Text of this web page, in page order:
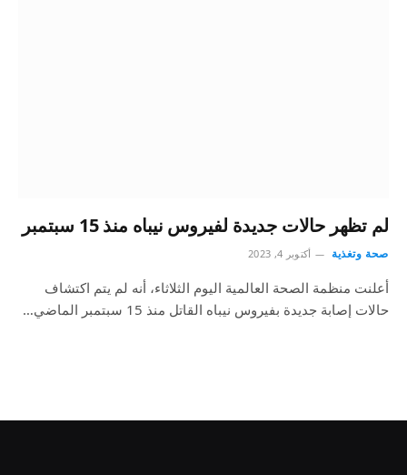
لم تظهر حالات جديدة لفيروس نيباه منذ 15 سبتمبر
صحة وتغذية أكتوبر 4, 2023
أعلنت منظمة الصحة العالمية اليوم الثلاثاء، أنه لم يتم اكتشاف
حالات إصابة جديدة بفيروس نيباه القاتل منذ 15 سبتمبر الماضي…